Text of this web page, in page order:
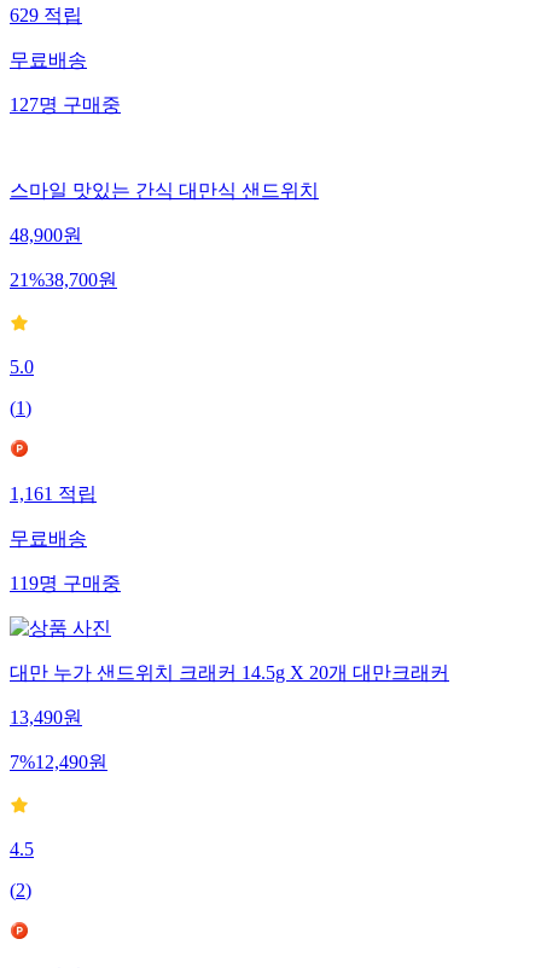
629적립
무료배송
127명구매중
스마일 맛있는 간식 대만식 샌드위치
48,900원
21%38,700원
5.0
(1)
1,161적립
무료배송
119명구매중
대만 누가 샌드위치 크래커 14.5g X 20개 대만크래커
13,490원
7%12,490원
4.5
(2)